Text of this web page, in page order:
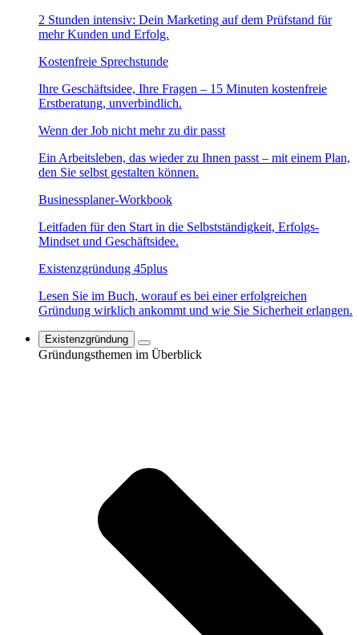
2 Stunden intensiv: Dein Marketing auf dem Prüfstand für
mehr Kunden und Erfolg.
Kostenfreie Sprechstunde
Ihre Geschäftsidee, Ihre Fragen – 15 Minuten kostenfreie
Erstberatung, unverbindlich.
Wenn der Job nicht mehr zu dir passt
Ein Arbeitsleben, das wieder zu Ihnen passt – mit einem Plan,
den Sie selbst gestalten können.
Businessplaner-Workbook
Leitfaden für den Start in die Selbstständigkeit, Erfolgs-
Mindset und Geschäftsidee.
Existenzgründung 45plus
Lesen Sie im Buch, worauf es bei einer erfolgreichen
Gründung wirklich ankommt und wie Sie Sicherheit erlangen.
Existenzgründung
Gründungsthemen im Überblick